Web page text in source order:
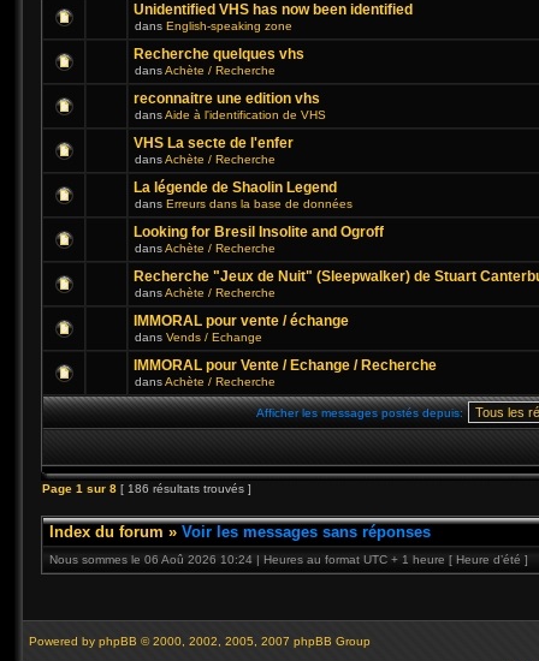
Unidentified VHS has now been identified
dans English-speaking zone
Recherche quelques vhs
dansAchète / Recherche
reconnaitre une edition vhs
dansAide à l'identification de VHS
VHS La secte de l'enfer
dansAchète / Recherche
La légende de Shaolin Legend
dans Erreurs dans la base de données
Looking for Bresil Insolite and Ogroff
dansAchète / Recherche
Recherche "Jeux de Nuit" (Sleepwalker) de Stuart
dansAchète / Recherche
IMMORAL pour vente / échange
dans Vends / Echange
IMMORAL pour Vente / Echange / Recherche
dansAchète / Recherche
Afficher les messages postés depuis:
Page 1 sur 8 [ 186 résultats trouvés ]
Index du forum » Voir les messages sans réponses
Nous sommes le 06 Aoû 2026 10:24 | Heures au format UTC + 1 heure [ Heure d’été ]
Powered by phpBB © 2000, 2002, 2005, 2007 phpBB Group